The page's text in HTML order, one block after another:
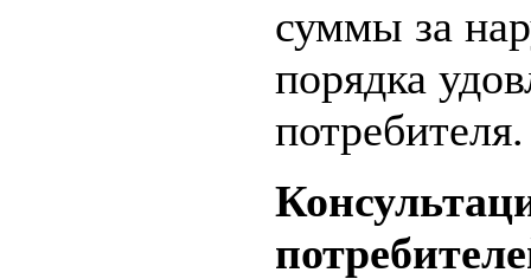
суммы за
порядка
потребителя.